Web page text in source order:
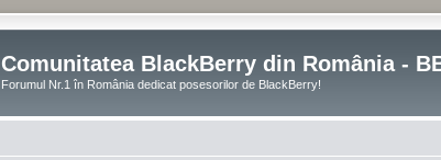
Comunitatea BlackBerry din România -
Forumul Nr.1 în România dedicat posesorilor de BlackBerry!